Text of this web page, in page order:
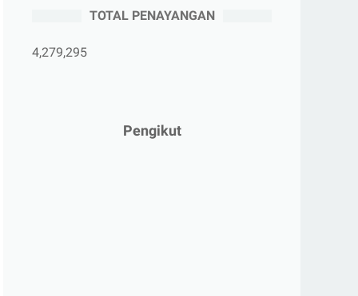
April 2025 (5)
►Maret 2025
TOTAL PENAYANGAN
4,279,295
Pengikut